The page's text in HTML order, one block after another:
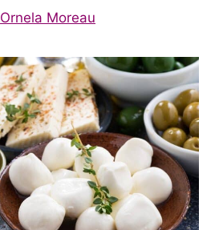
Ornela Moreau